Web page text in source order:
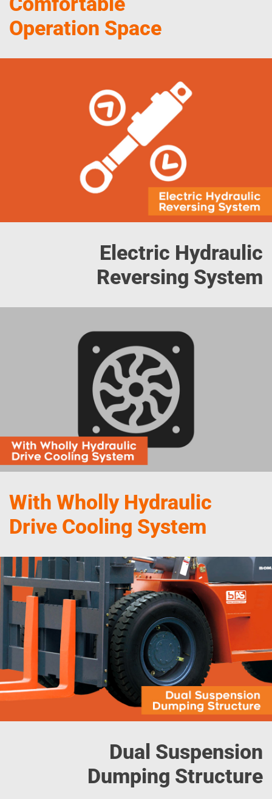
Operation Space
Electric Hydraulic
Reversing System
With Wholly Hydraulic
Drive Cooling System
Dual Suspension
Dumping Structure